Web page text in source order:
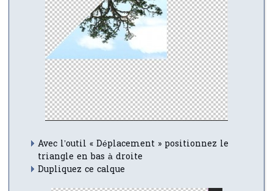
Avec l’outil « Déplacement » positionnez le
triangle en bas à droite
Dupliquez ce calque